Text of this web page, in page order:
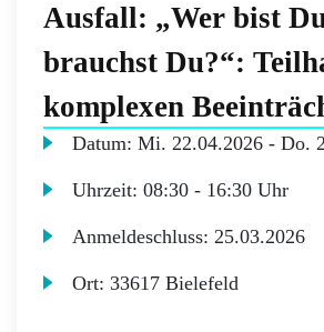
Ausfall: „Wer bist
brauchst Du?“:
komplexen
Datum:Mi. 22.04.2026 -Do.
Uhrzeit:08:30 - 16:30 Uhr
Anmeldeschluss:25.03.2026
Ort:33617 Bielefeld